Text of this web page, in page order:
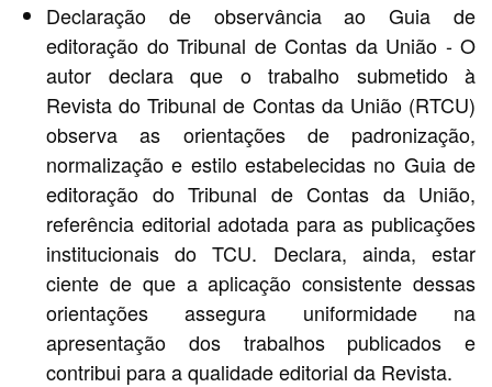
Declaração de observância ao Guia de
editoração do Tribunal de Contas da União - O
autor declara que o trabalho submetido à
Revista do Tribunal de Contas da União (RTCU)
observa as orientações de padronização,
normalização e estilo estabelecidas no Guia de
editoração do Tribunal de Contas da União,
referência editorial adotada para as publicações
institucionais do TCU. Declara, ainda, estar
ciente de que a aplicação consistente dessas
orientações assegura uniformidade na
apresentação dos trabalhos publicados e
contribui para a qualidade editorial da Revista.